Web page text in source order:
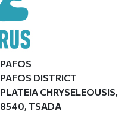
PAFOS
PAFOS DISTRICT
PLATEIA CHRYSELEOUSIS,
8540, TSADA